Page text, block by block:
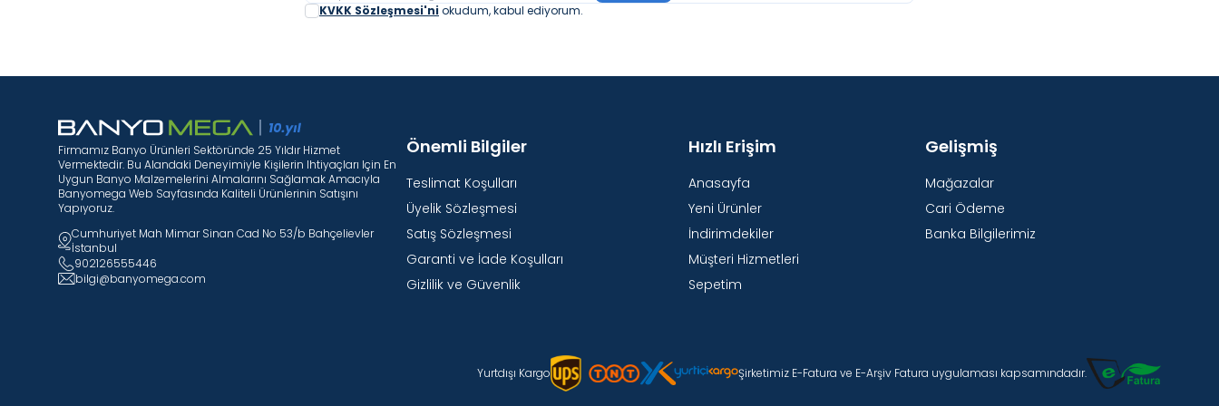
KVKK Sözleşmesi'ni okudum, kabul ediyorum.
Firmamız Banyo Ürünleri Sektöründe 25 Yıldır Hizmet
Vermektedir. Bu Alandaki Deneyimiyle Kişilerin Ihtiyaçları Için En
Uygun Banyo Malzemelerini Almalarını Sağlamak Amacıyla
Banyomega Web Sayfasında Kaliteli Ürünlerinin Satışını
Yapıyoruz.
Cumhuriyet Mah Mimar Sinan Cad No 53/b Bahçelievler
İstanbul
902126555446
bilgi@banyomega.com
Önemli Bilgiler
Teslimat Koşulları
Üyelik Sözleşmesi
Satış Sözleşmesi
Garanti ve İade Koşulları
Gizlilik ve Güvenlik
Hızlı Erişim
Anasayfa
Yeni Ürünler
İndirimdekiler
Müşteri Hizmetleri
Sepetim
Gelişmiş
Mağazalar
Cari Ödeme
Banka Bilgilerimiz
Yurtdışı Kargo Şirketimiz E-Fatura ve E-Arşiv Fatura uygulaması kapsamındadır.